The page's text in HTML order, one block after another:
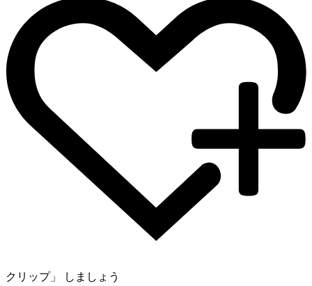
クリップ」 しましょう